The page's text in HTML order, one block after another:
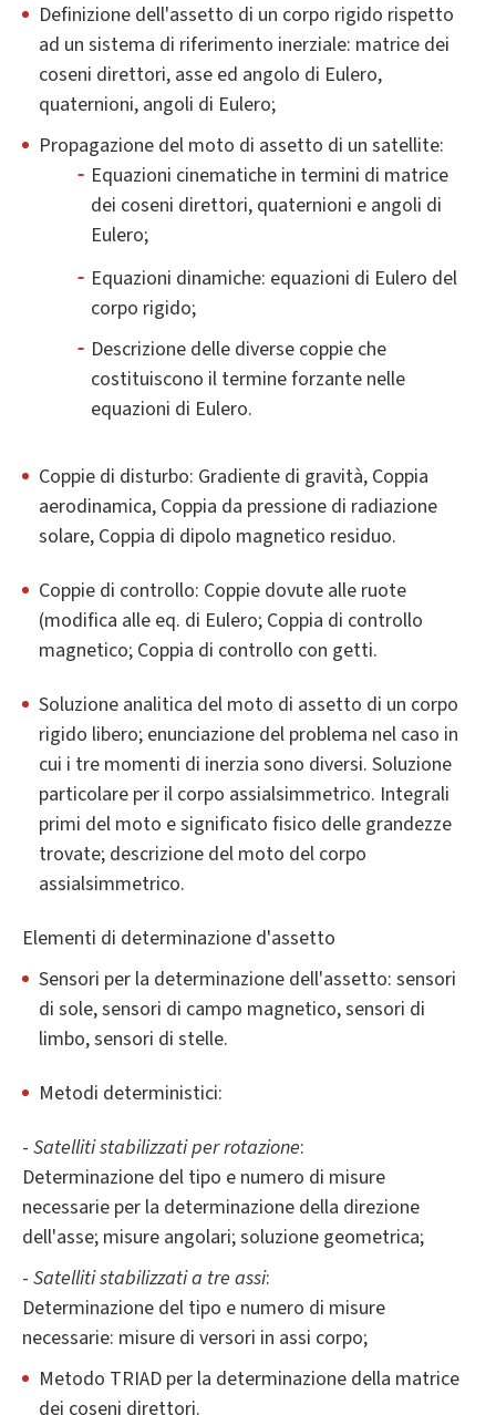
Definizione dell'assetto di un corpo rigido rispetto
ad un sistema di riferimento inerziale: matrice dei
coseni direttori, asse ed angolo di Eulero,
quaternioni, angoli di Eulero;
Propagazione del moto di assetto di un satellite:
Equazioni cinematiche in termini di matrice
dei coseni direttori, quaternioni e angoli di
Eulero;
Equazioni dinamiche: equazioni di Eulero del
corpo rigido;
Descrizione delle diverse coppie che
costituiscono il termine forzante nelle
equazioni di Eulero.
Coppie di disturbo: Gradiente di gravità, Coppia
aerodinamica, Coppia da pressione di radiazione
solare, Coppia di dipolo magnetico residuo.
Coppie di controllo: Coppie dovute alle ruote
(modifica alle eq. di Eulero; Coppia di controllo
magnetico; Coppia di controllo con getti.
Soluzione analitica del moto di assetto di un corpo
rigido libero; enunciazione del problema nel caso in
cui i tre momenti di inerzia sono diversi. Soluzione
particolare per il corpo assialsimmetrico. Integrali
primi del moto e significato fisico delle grandezze
trovate; descrizione del moto del corpo
assialsimmetrico.
Elementi di determinazione d'assetto
Sensori per la determinazione dell'assetto: sensori
di sole, sensori di campo magnetico, sensori di
limbo, sensori di stelle.
Metodi deterministici:
- Satelliti stabilizzati per rotazione:
Determinazione del tipo e numero di misure
necessarie per la determinazione della direzione
dell'asse; misure angolari; soluzione geometrica;
- Satelliti stabilizzati a tre assi:
Determinazione del tipo e numero di misure
necessarie: misure di versori in assi corpo;
Metodo TRIAD per la determinazione della matrice
dei coseni direttori.